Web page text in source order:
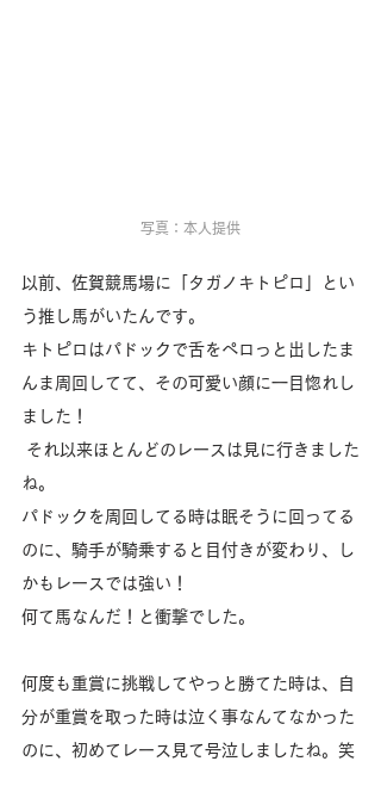
写真：本人提供
以前、佐賀競馬場に「タガノキトピロ」とい
う推し馬がいたんです。
キトピロはパドックで舌をペロっと出したま
んま周回してて、その可愛い顔に一目惚れし
ました！
ね。
パドックを周回してる時は眠そうに回ってる
のに、騎手が騎乗すると目付きが変わり、し
かもレースでは強い！
何て馬なんだ！と衝撃でした。
何度も重賞に挑戦してやっと勝てた時は、自
分が重賞を取った時は泣く事なんてなかった
のに、初めてレース見て号泣しましたね。笑